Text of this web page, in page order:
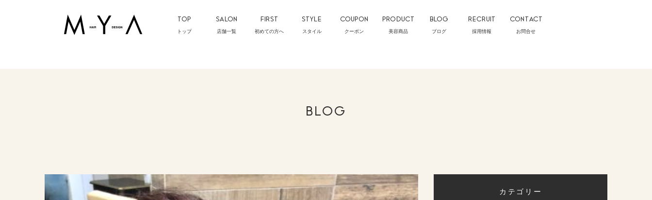
TOP
トップ
SALON
店舗一覧
FIRST
初めての方へ
STYLE
スタイル
COUPON
クーポン
PRODUCT
美容商品
BLOG
ブログ
RECRUIT
採用情報
CONTACT
お問合せ
BLOG
カテゴリー